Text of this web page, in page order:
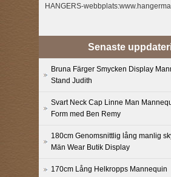
HANGERS-
Senaste
Bruna Färger Smycken Display
Stand Judith
Svart Neck Cap Linne Man
Form med Ben Remy
180cm Genomsnittlig lång manlig
Män Wear Butik Display
170cm Lång Helkropps Mannequin